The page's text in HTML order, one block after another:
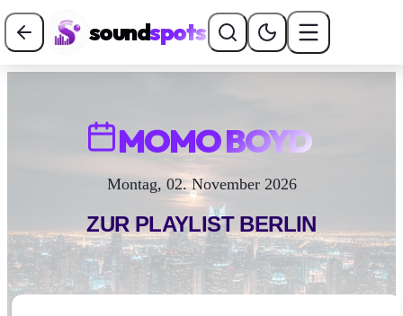
soundspots
MOMO BOYD
Montag, 02. November 2026
ZUR PLAYLIST BERLIN